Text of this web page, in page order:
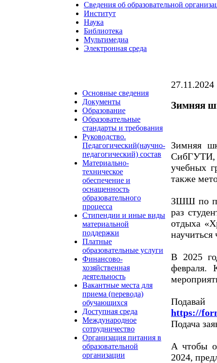
Сведения об образовательной
Институт
Наука
Библиотека
Мультимедиа
Электронная среда
Основные сведения
Документы
Образование
Образовательные
стандарты и требования
Руководство.
Педагогический(научно-
педагогический) состав
Материально-
техническое
обеспечение и
оснащенность
образовательного
процесса
Стипендии и иные виды
материальной
поддержки
Платные
образовательные услуги
Финансово-
хозяйственная
деятельность
Вакантные места для
приема (перевода)
обучающихся
Доступная среда
Международное
сотрудничество
Организация питания в
образовательной
организации
27.11.2024
Зимняя
Зимняя
СибГУТИ,
учебных
также
ЗШШ по
раз
отдыха
В 2025
февраля.
https://
Подача
А чтобы
2024,